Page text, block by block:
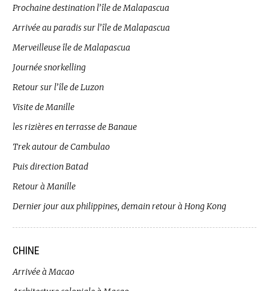
Prochaine destination l’île de Malapascua
Arrivée au paradis sur l’île de Malapascua
Merveilleuse île de Malapascua
Journée snorkelling
Retour sur l’île de Luzon
Visite de Manille
les rizières en terrasse de Banaue
Trek autour de Cambulao
Puis direction Batad
Retour à Manille
Dernier jour aux philippines, demain retour à Hong Kong
CHINE
Arrivée à Macao